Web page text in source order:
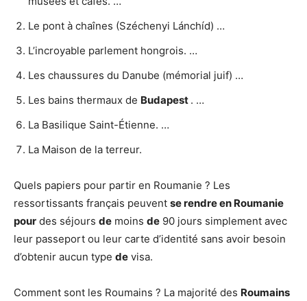
Le pont à chaînes (Széchenyi Lánchíd) …
L’incroyable parlement hongrois. …
Les chaussures du Danube (mémorial juif) …
Les bains thermaux de Budapest . …
La Basilique Saint-Étienne. …
La Maison de la terreur.
Quels papiers pour partir en Roumanie ? Les
ressortissants français peuvent se rendre en Roumanie
pour des séjours de moins de 90 jours simplement avec
leur passeport ou leur carte d’identité sans avoir besoin
d’obtenir aucun type de visa.
Comment sont les Roumains ? La majorité des Roumains